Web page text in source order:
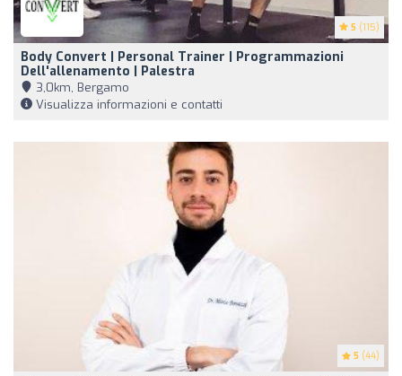
5 (115)
Body Convert | Personal Trainer | Programmazioni
Dell'allenamento | Palestra
3,0km, Bergamo
Visualizza informazioni e contatti
5 (44)